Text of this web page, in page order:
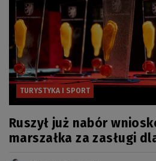
TURYSTYKA I SPORT
Ruszył już nabór
marszałka za zasługi